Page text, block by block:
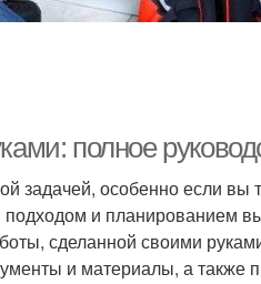
полное
задачей, особенно если вы
и планированием
сделанной своими
и материалы, а также